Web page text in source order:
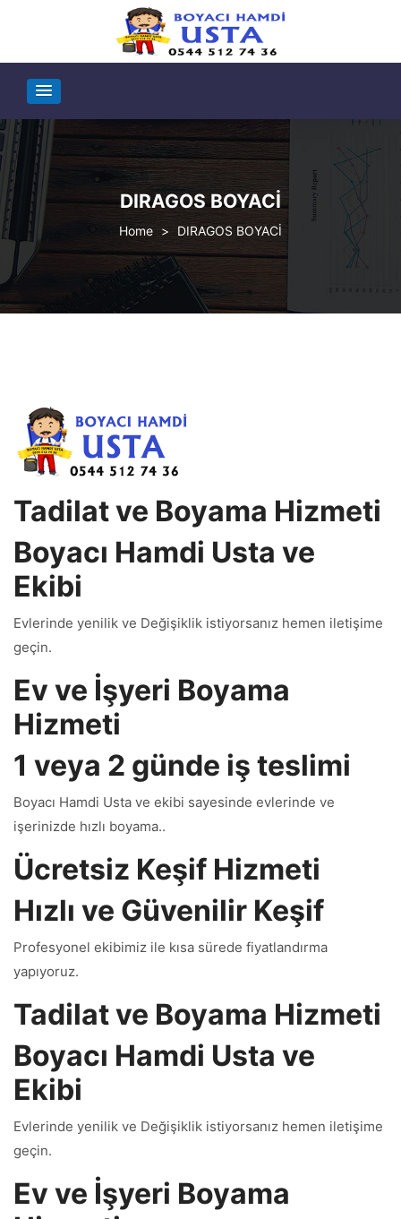
DIRAGOS BOYACİ
> DIRAGOS BOYACİ
Tadilat ve Boyama Hizmeti
Boyacı Hamdi Usta ve
Ekibi
Evlerinde yenilik ve Değişiklik istiyorsanız hemen iletişime
geçin.
Ev ve İşyeri Boyama
Hizmeti
1 veya 2 günde iş teslimi
Boyacı Hamdi Usta ve ekibi sayesinde evlerinde ve
işerinizde hızlı boyama..
Ücretsiz Keşif Hizmeti
Hızlı ve Güvenilir Keşif
Profesyonel ekibimiz ile kısa sürede fiyatlandırma
yapıyoruz.
Tadilat ve Boyama Hizmeti
Boyacı Hamdi Usta ve
Ekibi
Evlerinde yenilik ve Değişiklik istiyorsanız hemen iletişime
geçin.
Ev ve İşyeri Boyama